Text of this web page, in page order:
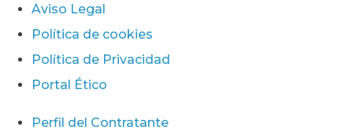
Aviso Legal
Política de cookies
Política de Privacidad
Portal Ético
Perfil del Contratante